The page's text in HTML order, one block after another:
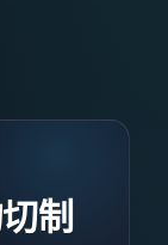
制